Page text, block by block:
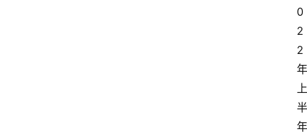
0
2
2